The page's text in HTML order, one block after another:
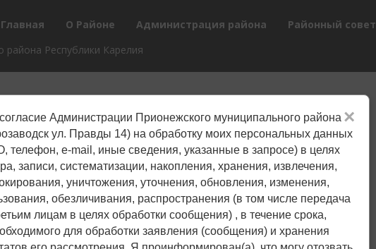
×
Администрации Прионежского муниципального района
ул. Правды 14) на обработку моих персональных данных
телефон, е-mail, иные сведения, указанные в запросе) в целях
записи, систематизации, накопления, хранения, извлечения,
уничтожения, уточнения, обновления, изменения,
обезличивания, распространения (в том числе передача
лицам в целях обработки сообщения) , в течение срока,
для обработки заявления (сообщения) и хранения
Главная О Районе Администрация района Районный совет
Республики Карелия